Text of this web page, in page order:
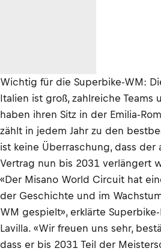
Wichtig für die Superbike-WM:
Italien ist groß, zahlreiche Teams
haben ihren Sitz in der Emilia-
zählt in jedem Jahr zu den
ist keine Überraschung, dass der
Vertrag nun bis 2031 verlängert
«Der Misano World Circuit hat
der Geschichte und im
WM gespielt», erklärte
Lavilla. «Wir freuen uns sehr,
dass er bis 2031 Teil der